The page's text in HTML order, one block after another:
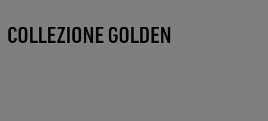
COLLEZIONE GOLDEN